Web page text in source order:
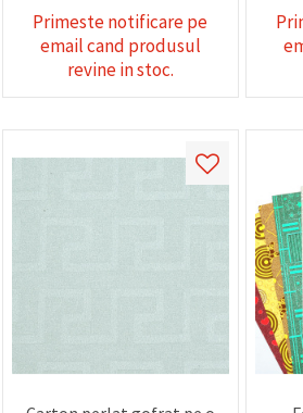
Primeste notificare pe
email cand produsul
revine in stoc.